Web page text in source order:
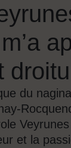
du
et la